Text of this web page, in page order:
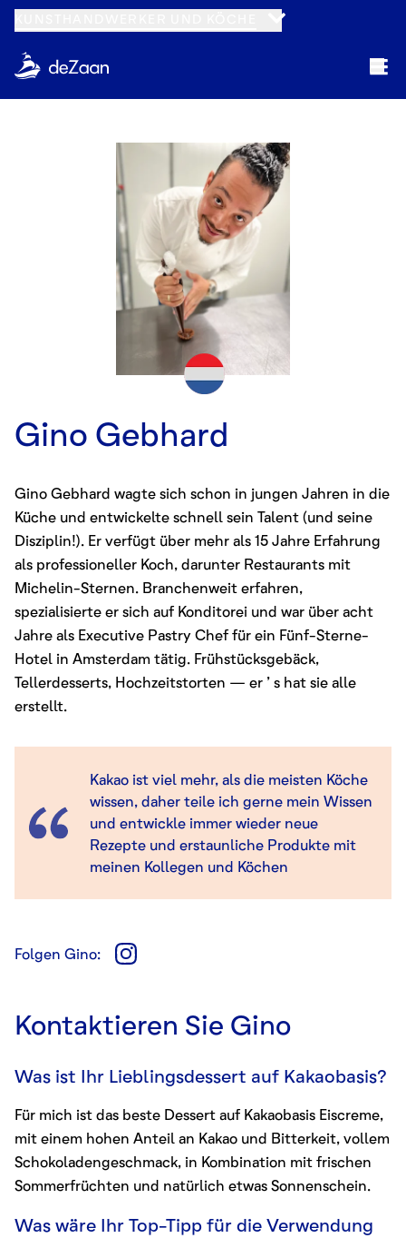
Gino Gebhard
Gino Gebhard wagte sich schon in jungen Jahren in die
Küche und entwickelte schnell sein Talent (und seine
Disziplin!). Er verfügt über mehr als 15 Jahre Erfahrung
als professioneller Koch, darunter Restaurants mit
Michelin-Sternen. Branchenweit erfahren,
spezialisierte er sich auf Konditorei und war über acht
Jahre als Executive Pastry Chef für ein Fünf-Sterne-
Hotel in Amsterdam tätig. Frühstücksgebäck,
Tellerdesserts, Hochzeitstorten — er ’ s hat sie alle
erstellt.
Kakao ist viel mehr, als die meisten Köche
wissen, daher teile ich gerne mein Wissen
und entwickle immer wieder neue
Rezepte und erstaunliche Produkte mit
meinen Kollegen und Köchen
Folgen Gino:
Kontaktieren Sie Gino
Was ist Ihr Lieblingsdessert auf Kakaobasis?
Für mich ist das beste Dessert auf Kakaobasis Eiscreme,
mit einem hohen Anteil an Kakao und Bitterkeit, vollem
Schokoladengeschmack, in Kombination mit frischen
Sommerfrüchten und natürlich etwas Sonnenschein.
Was wäre Ihr Top-Tipp für die Verwendung